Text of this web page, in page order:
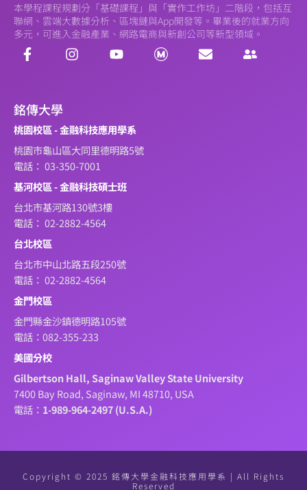
本學程課程規劃分「基礎課程」與「實作工作坊」二階段，包括互
聯網、雲端大數據分析、區塊鏈與App開發等。畢業後的就業方向
多元，可進入金融產業、網路電商與新創公司等新型領域。
銘傳大學
桃園校區 - 金融科技應用學系
桃園市龜山區大同里德明路5號
電話： 03-350-7001
基河校區 - 金融科技碩士班
台北市基河路130號3樓
電話： 02-2882-4564
台北校區
台北市中山北路五段250號
電話： 02-2882-4564
金門校區
金門縣金沙鎮德明路105號
電話：082-355-233
美國分校
Gilbertson Hall, Saginaw Valley State University
7400 Bay Road, Saginaw, MI 48710, USA
電話： 1-989-964-2497 (U.S.A.)
Copyright © 2025 銘傳大學金融科技應用學系 | All Rights
Reserved